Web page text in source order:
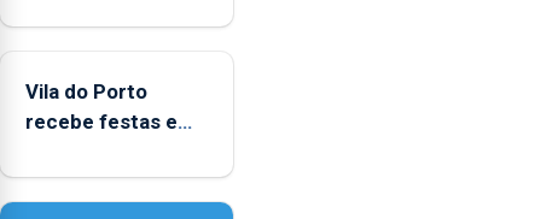
de
entre
as
e
as
de Vila do Porto
Vila do Porto
recebe festas em
Senhora da